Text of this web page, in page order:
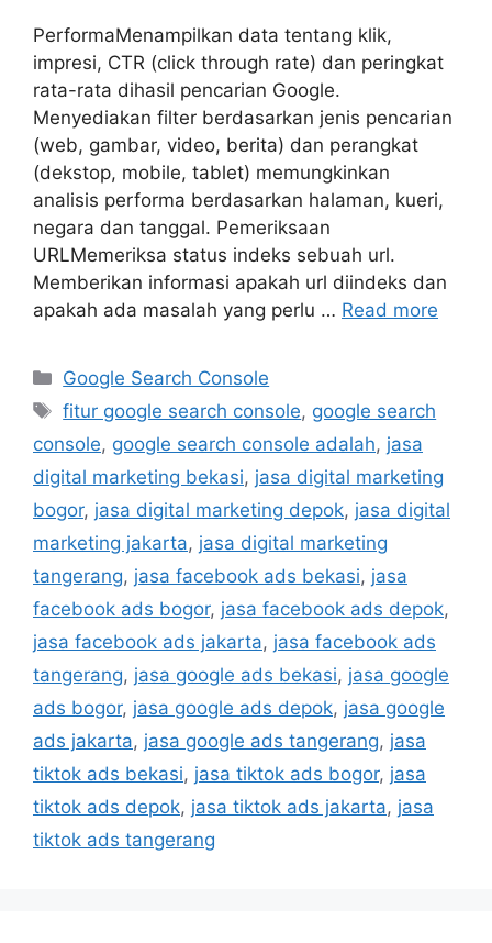
PerformaMenampilkan data tentang klik,
impresi, CTR (click through rate) dan peringkat
rata-rata dihasil pencarian Google.
Menyediakan filter berdasarkan jenis pencarian
(web, gambar, video, berita) dan perangkat
(dekstop, mobile, tablet) memungkinkan
analisis performa berdasarkan halaman, kueri,
negara dan tanggal. Pemeriksaan
URLMemeriksa status indeks sebuah url.
Memberikan informasi apakah url diindeks dan
apakah ada masalah yang perlu … Read more
Google Search Console
fitur google search console, google search
console, google search console adalah, jasa
digital marketing bekasi, jasa digital marketing
bogor, jasa digital marketing depok, jasa digital
marketing jakarta, jasa digital marketing
tangerang, jasa facebook ads bekasi, jasa
facebook ads bogor, jasa facebook ads depok,
jasa facebook ads jakarta, jasa facebook ads
tangerang, jasa google ads bekasi, jasa google
ads bogor, jasa google ads depok, jasa google
ads jakarta, jasa google ads tangerang, jasa
tiktok ads bekasi, jasa tiktok ads bogor, jasa
tiktok ads depok, jasa tiktok ads jakarta, jasa
tiktok ads tangerang